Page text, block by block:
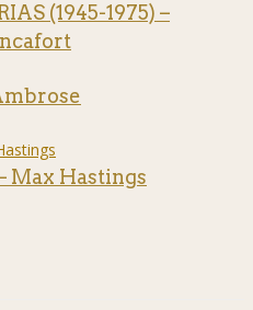
(1945-1975) –
Max Hastings